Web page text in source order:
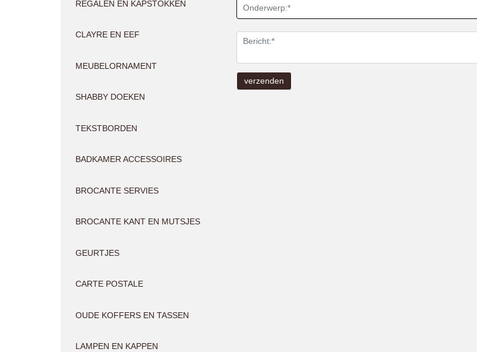
REGALEN EN KAPSTOKKEN
CLAYRE EN EEF
MEUBELORNAMENT
SHABBY DOEKEN
TEKSTBORDEN
BADKAMER ACCESSOIRES
BROCANTE SERVIES
BROCANTE KANT EN MUTSJES
GEURTJES
CARTE POSTALE
OUDE KOFFERS EN TASSEN
LAMPEN EN KAPPEN